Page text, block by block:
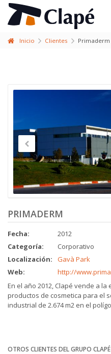
Inicio Clientes Primaderm
PRIMADERM
Fecha:
2012
Categoría:
Corporativo
Localización:
Gavà Park
Web:
http://
En el año 2012, Clapé vende a
productos de cosmetica para el
industrial de 2.674 m2 en el
OTROS CLIENTES DEL GRUPO CLAPÉ